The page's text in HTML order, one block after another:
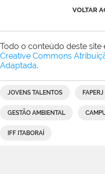
VOLTAR
Todo o conteúdo deste
Creative Commons
Adaptada.
JOVENS TALENTOS FAPERJ
GESTÃO AMBIENTAL
IFF ITABORAÍ